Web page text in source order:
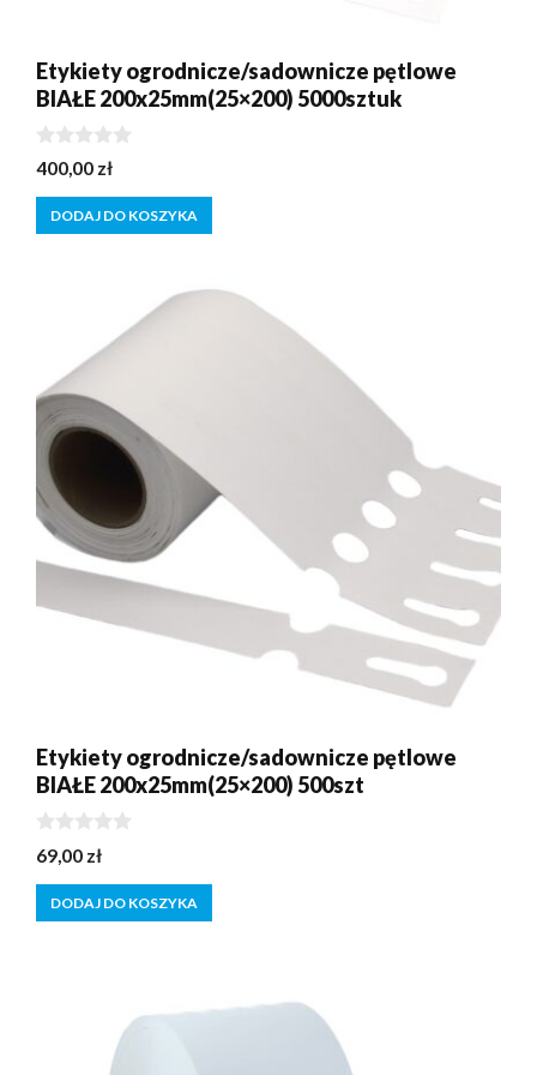
Etykiety ogrodnicze/sadownicze pętlowe
BIAŁE 200x25mm(25×200) 5000sztuk
0
z
5
400,00 zł
DODAJ DO KOSZYKA
Etykiety ogrodnicze/sadownicze pętlowe
BIAŁE 200x25mm(25×200) 500szt
0
z
5
69,00 zł
DODAJ DO KOSZYKA